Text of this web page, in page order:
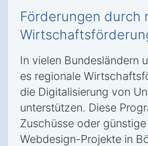
Förderungen durch
In vielen Bundesländern
es regionale
die Digitalisierung von
unterstützen. Diese
Zuschüsse oder
Webdesign-Projekte in